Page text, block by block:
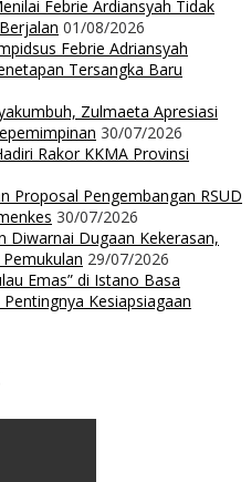
Febrie Ardiansyah Tidak
01/08/2026
Febrie Adriansyah
Tersangka Baru
Zulmaeta Apresiasi
30/07/2026
Rakor KKMA Provinsi
Proposal Pengembangan RSUD
30/07/2026
Diwarnai Dugaan Kekerasan,
29/07/2026
Emas” di Istano Basa
Kesiapsiagaan